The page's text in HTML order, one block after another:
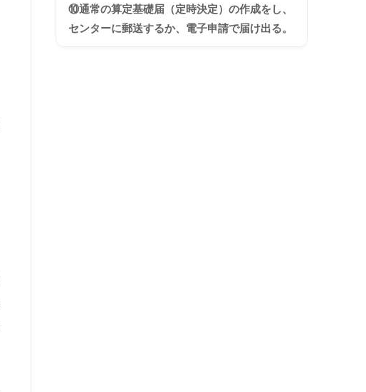
⑩通常の算定基礎届（定時決定）の作成をし、
センターに郵送するか、電子申請で届け出る。